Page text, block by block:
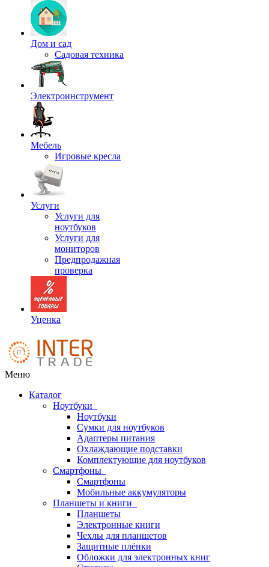
Дом и сад
Садовая техника
Электроинструмент
Мебель
Игровые кресла
Услуги
Услуги для
ноутбуков
Услуги для
мониторов
Предпродажная
проверка
Уценка
Меню
Каталог
Ноутбуки
Ноутбуки
Сумки для ноутбуков
Адаптеры питания
Охлаждающие подставки
Комплектующие для ноутбуков
Смартфоны
Смартфоны
Мобильные аккумуляторы
Планшеты и книги
Планшеты
Электронные книги
Чехлы для планшетов
Защитные плёнки
Обложки для электронных книг